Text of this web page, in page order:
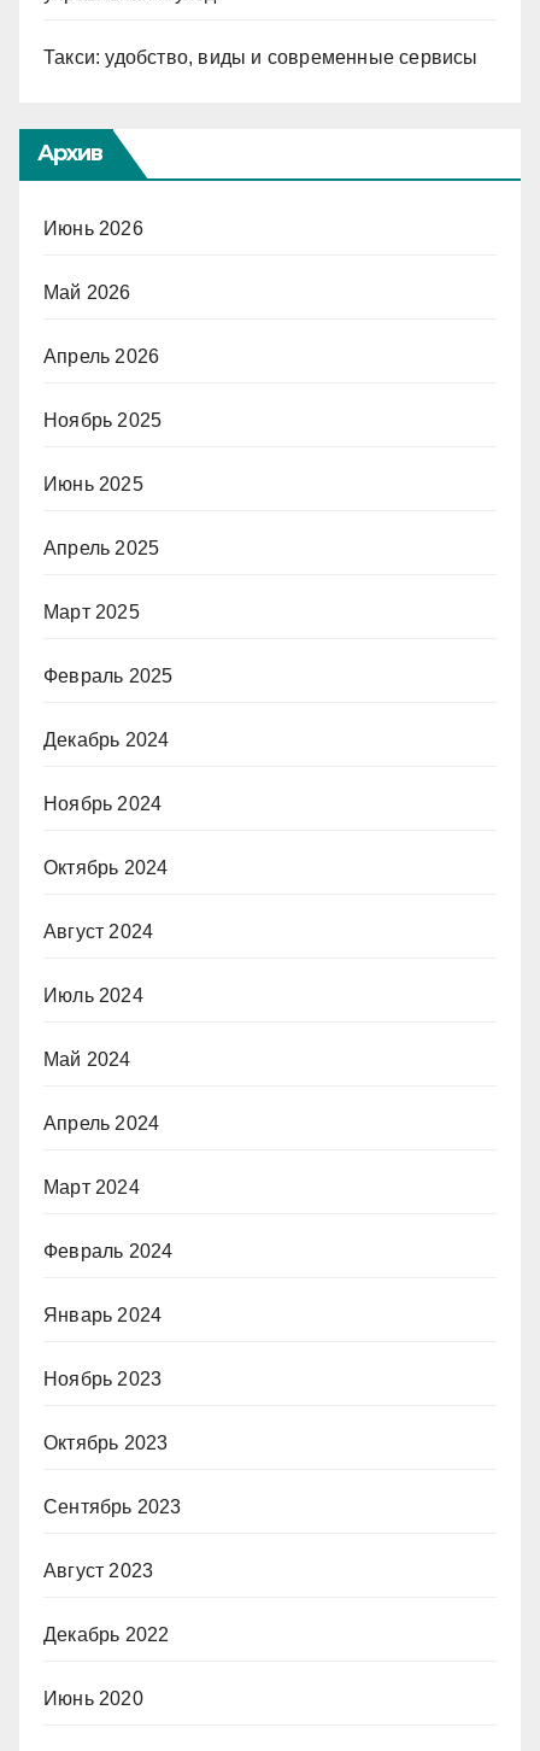
Такси: удобство, виды и современные сервисы
Архив
Июнь 2026
Май 2026
Апрель 2026
Ноябрь 2025
Июнь 2025
Апрель 2025
Март 2025
Февраль 2025
Декабрь 2024
Ноябрь 2024
Октябрь 2024
Август 2024
Июль 2024
Май 2024
Апрель 2024
Март 2024
Февраль 2024
Январь 2024
Ноябрь 2023
Октябрь 2023
Сентябрь 2023
Август 2023
Декабрь 2022
Июнь 2020